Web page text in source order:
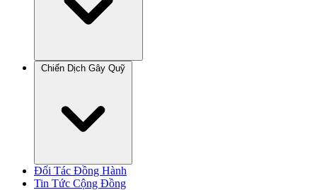
Chiến Dịch Gây Quỹ
Đối Tác Đồng Hành
Tin Tức Cộng Đồng